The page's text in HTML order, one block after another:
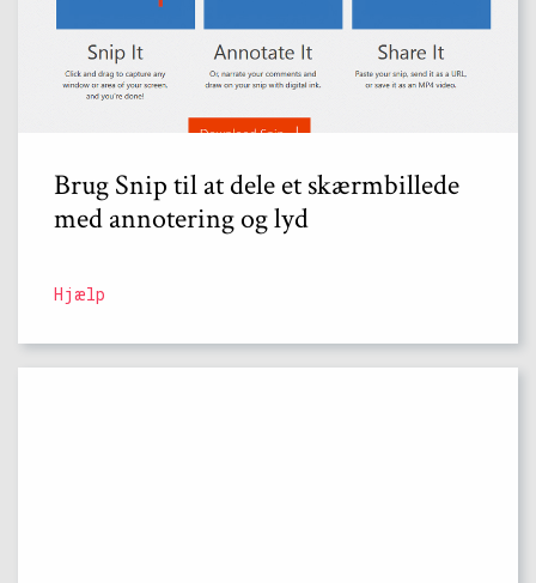
Brug Snip til at dele et skærmbillede
med annotering og lyd
Hjælp